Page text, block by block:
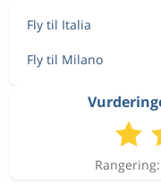
Fly til Italia
Fly til Milano